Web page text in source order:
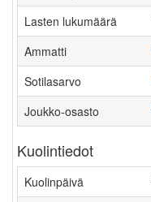
Lasten lukumäärä
Ammatti
Sotilasarvo
Joukko-osasto
Kuolintiedot
Kuolinpäivä